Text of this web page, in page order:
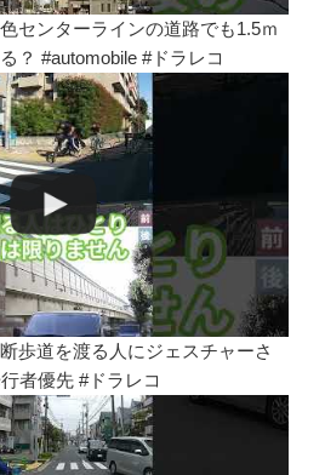
センターラインの道路でも1.5ｍ
？ #automobile #ドラレコ
歩道を渡る人にジェスチャーさ
者優先 #ドラレコ